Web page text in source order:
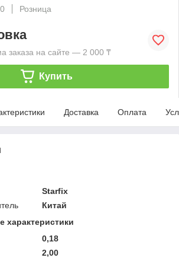
Розница
заказа на сайте — 2 000 ₸
Купить
Доставка Оплата
Starfix
Китай
характеристики
0,18
2,00